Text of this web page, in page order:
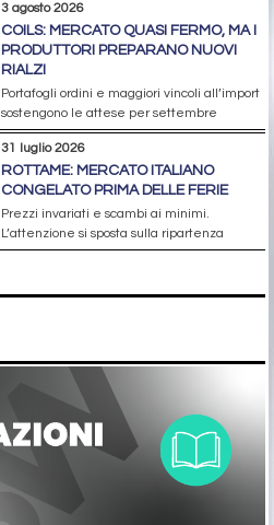
3 agosto 2026
COILS: MERCATO QUASI FERMO, MA I
PRODUTTORI PREPARANO NUOVI
RIALZI
Portafogli ordini e maggiori vincoli all’import
sostengono le attese per settembre
31 luglio 2026
ROTTAME: MERCATO ITALIANO
CONGELATO PRIMA DELLE FERIE
Prezzi invariati e scambi ai minimi.
L’attenzione si sposta sulla ripartenza